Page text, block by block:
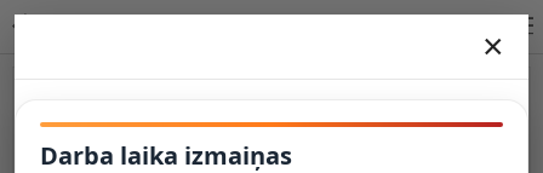
×
Darba laika izmaiņas